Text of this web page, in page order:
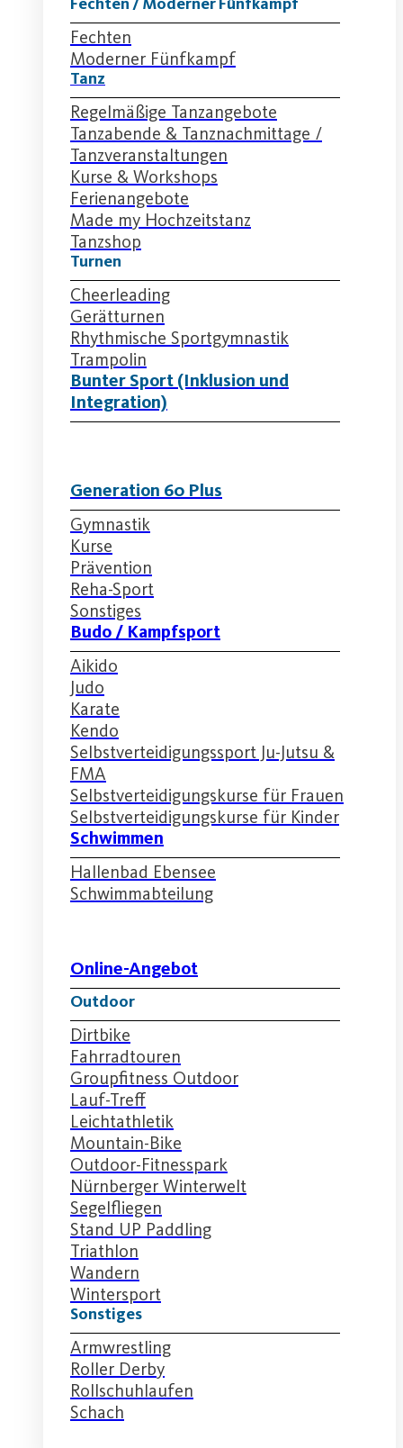
Fechten
Moderner Fünfkampf
Tanz
Regelmäßige Tanzangebote
Tanzabende & Tanznachmittage /
Tanzveranstaltungen
Kurse & Workshops
Ferienangebote
Made my Hochzeitstanz
Tanzshop
Turnen
Cheerleading
Gerätturnen
Rhythmische Sportgymnastik
Trampolin
Bunter Sport (Inklusion und
Integration)
Generation 60 Plus
Gymnastik
Kurse
Prävention
Reha-Sport
Sonstiges
Budo / Kampfsport
Aikido
Judo
Karate
Kendo
Selbstverteidigungssport Ju-Jutsu &
FMA
Selbstverteidigungskurse für Frauen
Selbstverteidigungskurse für Kinder
Schwimmen
Hallenbad Ebensee
Schwimmabteilung
Online-Angebot
Outdoor
Dirtbike
Fahrradtouren
Groupfitness Outdoor
Lauf-Treff
Leichtathletik
Mountain-Bike
Outdoor-Fitnesspark
Nürnberger Winterwelt
Segelfliegen
Stand UP Paddling
Triathlon
Wandern
Wintersport
Sonstiges
Armwrestling
Roller Derby
Rollschuhlaufen
Schach